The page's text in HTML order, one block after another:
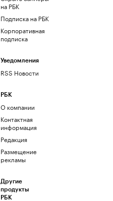
на РБК
Подписка на РБК
Корпоративная
подписка
Уведомления
RSS Новости
РБК
О компании
Контактная
информация
Редакция
Размещение
рекламы
Другие
продукты
РБК